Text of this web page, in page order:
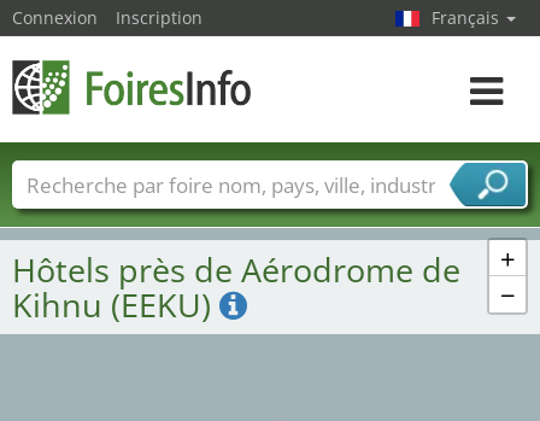
+
−
Hôtels près de Aérodrome de
Kihnu (EEKU)
Connexion Inscription Français
Toggle
Foire noms Pays Villes
Secteurs de foire
Secteurs du fournisseur de services